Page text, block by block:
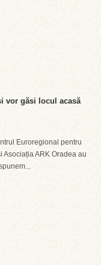
vor găsi locul acasă
Euroregional pentru
Asociația ARK Oradea au